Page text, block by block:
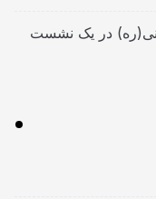
در یک نشست